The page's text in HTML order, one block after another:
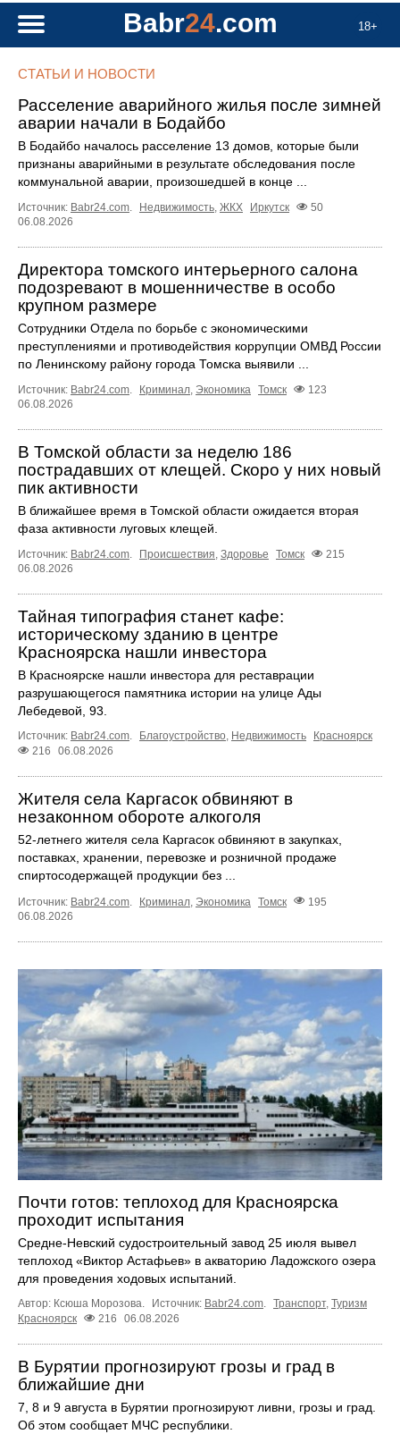
18+
Babr24.com
СТАТЬИ И НОВОСТИ
Расселение аварийного жилья после зимней
аварии начали в Бодайбо
В Бодайбо началось расселение 13 домов, которые были
признаны аварийными в результате обследования после
коммунальной аварии, произошедшей в конце ...
Источник: Babr24.com. Недвижимость, ЖКХ Иркутск
50
06.08.2026
Директора томского интерьерного салона
подозревают в мошенничестве в особо
крупном размере
Сотрудники Отдела по борьбе с экономическими
преступлениями и противодействия коррупции ОМВД России
по Ленинскому району города Томска выявили ...
Источник: Babr24.com. Криминал, Экономика Томск
123
06.08.2026
В Томской области за неделю 186
пострадавших от клещей. Скоро у них новый
пик активности
В ближайшее время в Томской области ожидается вторая
фаза активности луговых клещей.
Источник: Babr24.com. Происшествия, Здоровье Томск
215
06.08.2026
Тайная типография станет кафе:
историческому зданию в центре
Красноярска нашли инвестора
В Красноярске нашли инвестора для реставрации
разрушающегося памятника истории на улице Ады
Лебедевой, 93.
Источник: Babr24.com. Благоустройство, Недвижимость
Красноярск
216
06.08.2026
Жителя села Каргасок обвиняют в
незаконном обороте алкоголя
52-летнего жителя села Каргасок обвиняют в закупках,
поставках, хранении, перевозке и розничной продаже
спиртосодержащей продукции без ...
Источник: Babr24.com Криминал Экономика Томск
195
06.08.2026
Почти готов: теплоход для Красноярска
проходит испытания
Средне-Невский судостроительный завод 25 июля вывел
теплоход «Виктор Астафьев» в акваторию Ладожского озера
для проведения ходовых испытаний.
Автор: Ксюша Морозова. Источник: Babr24.com. Транспорт, Туризм
Красноярск
216 06.08.2026
В Бурятии прогнозируют грозы и град в
ближайшие дни
7, 8 и 9 августа в Бурятии прогнозируют ливни, грозы и град.
Об этом сообщает МЧС республики.